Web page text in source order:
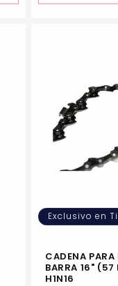
Exclusivo en
CADENA
BARRA 16" (57
H1N16